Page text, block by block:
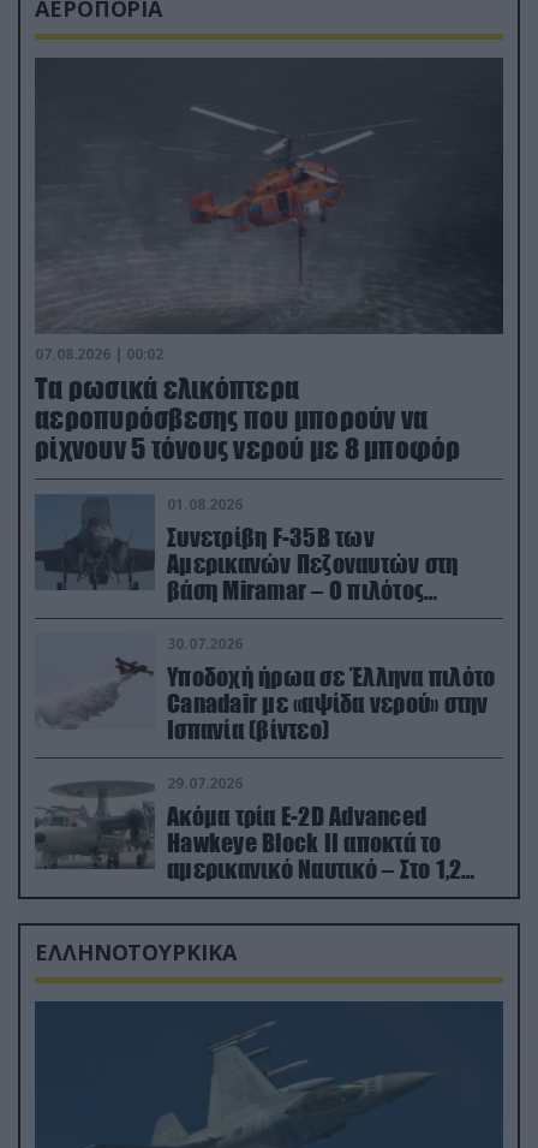
ΑΕΡΟΠΟΡΙΑ
07.08.2026 | 00:02
Τα ρωσικά ελικόπτερα
αεροπυρόσβεσης που μπορούν να
ρίχνουν 5 τόνους νερού με 8 μποφόρ
01.08.2026
Συνετρίβη F-35B των
Αμερικανών Πεζοναυτών στη
βάση Miramar – Ο πιλότος
εκτινάχθηκε εγκαίρως
30.07.2026
Υποδοχή ήρωα σε Έλληνα πιλότο
Canadair με «αψίδα νερού» στην
Ισπανία (βίντεο)
29.07.2026
Ακόμα τρία E-2D Advanced
Hawkeye Block II αποκτά το
αμερικανικό Ναυτικό – Στο 1,2
δισ.δολάρια το κόστος
ΕΛΛΗΝΟΤΟΥΡΚΙΚΑ